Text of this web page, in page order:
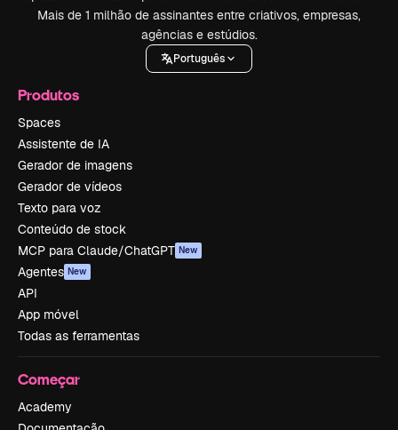
Mais de 1 milhão de assinantes entre criativos, empresas,
agências e estúdios.
Português
Produtos
Spaces
Assistente de IA
Gerador de imagens
Gerador de vídeos
Texto para voz
Conteúdo de stock
MCP para Claude/ChatGPT New
Agentes New
API
App móvel
Todas as ferramentas
Começar
Academy